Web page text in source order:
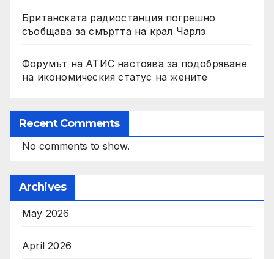
Британската радиостанция погрешно
съобщава за смъртта на крал Чарлз
Форумът на АТИС настоява за подобряване
на икономическия статус на жените
Recent Comments
No comments to show.
Archives
May 2026
April 2026